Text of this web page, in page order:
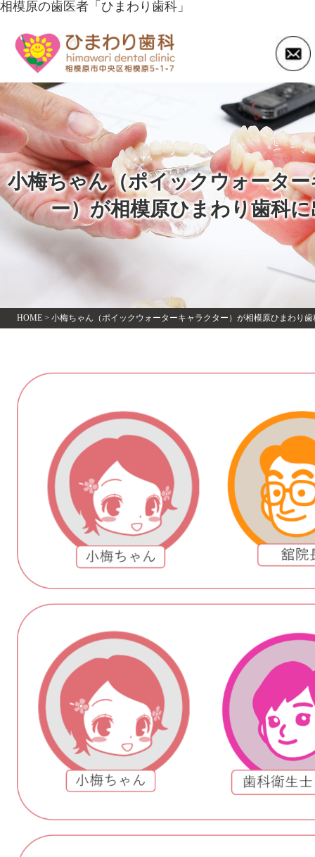
相模原の歯医者「ひまわり歯科」
小梅ちゃん（ポイックウォータ
ー）が相模原ひまわり歯科に
HOME> 小梅ちゃん（ポイックウォーターキャラクター）が相模原ひまわり